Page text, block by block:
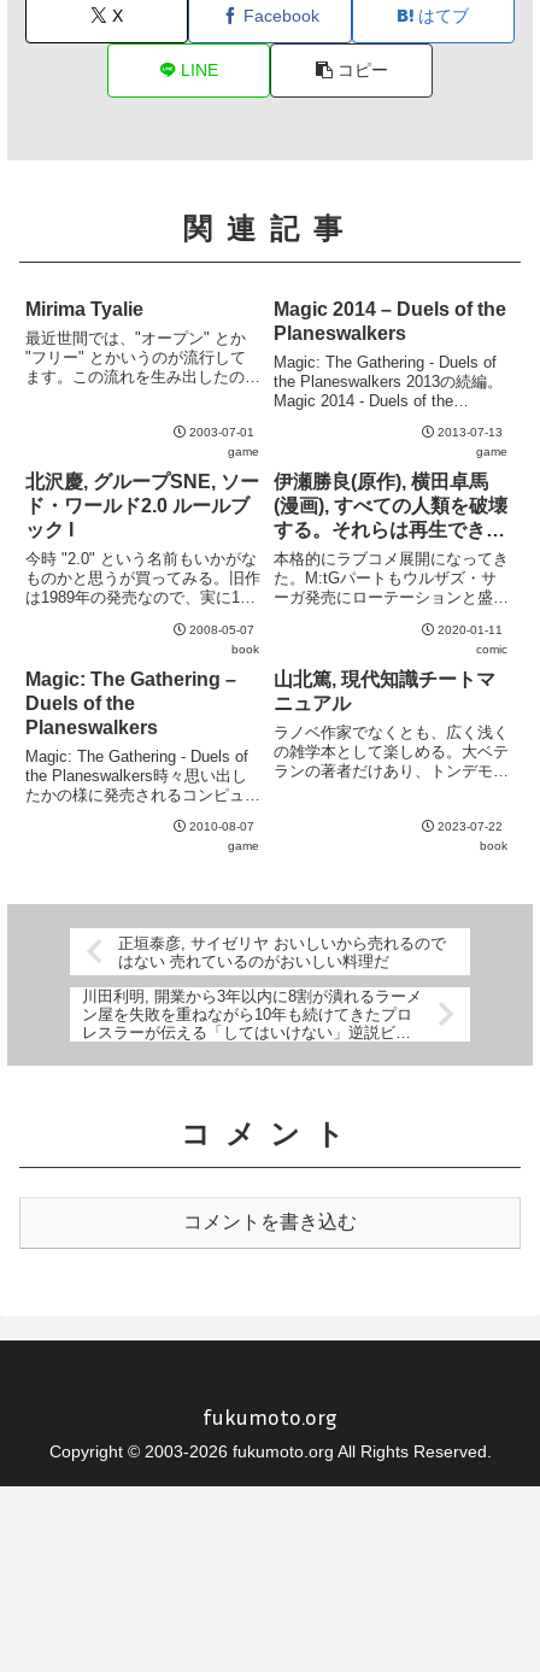
X Facebook はてブ
LINE コピー
関連記事
Mirima Tyalie
最近世間では、"オープン" とか
"フリー" とかいうのが流行して
ます。この流れを生み出したのは
ではソフトウェアに限定されてい
るわけではなく、OPL (日本語訳)
の様な、コン...
2003-07-01
game
Magic 2014 – Duels of the
Planeswalkers
Magic: The Gathering - Duels of
the Planeswalkers 2013の続編。
Magic 2014 - Duels of the
2013-07-13
game
北沢慶, グループSNE, ソー
ド・ワールド2.0 ルールブ
ック I
今時 "2.0" という名前もいかがな
ものかと思うが買ってみる。旧作
は1989年の発売なので、実に19
でなく世界観も大きく変更してお
り、その意気込みが伺える。文庫
での発売は嬉しいが、近所の大型
書店に富士見ドラゴ...
2008-05-07
book
伊瀬勝良(原作), 横田卓馬
(漫画), すべての人類を破壊
する。それらは再生できな
い。 (3)
本格的にラブコメ展開になってき
た。M:tGパートもウルザズ・サ
ーガ発売にローテーションと盛り
ウルザズ・サーガ初出の強2020-01-11
comic
Magic: The Gathering –
Duels of the
Planeswalkers
Magic: The Gathering - Duels of
the Planeswalkers時々思い出し
たかの様に発売されるコンピュー
もあるが、今回試したのは
Windows版。もちろん日本語版
2010-08-07
game
山北篤, 現代知識チートマ
ニュアル
ラノベ作家でなくとも、広く浅く
の雑学本として楽しめる。大ベテ
ランの著者だけあり、トンデモな
育というものがすでにチート級で
あるということに気づく。特に工
2023-07-22
book
正垣泰彦, サイゼリヤ おいしいから売れるので
はない 売れているのがおいしい料理だ
川田利明, 開業から3年以内に8割が潰れるラーメ
ン屋を失敗を重ねながら10年も続けてきたプロ
レスラーが伝える「してはいけない」逆説ビジ
コメント
コメントを書き込む
fukumoto.org
Copyright © 2003-2026 fukumoto.org All Rights Reserved.